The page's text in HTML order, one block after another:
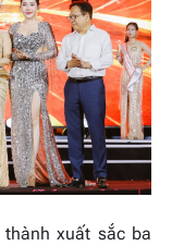
xuất sắc ba